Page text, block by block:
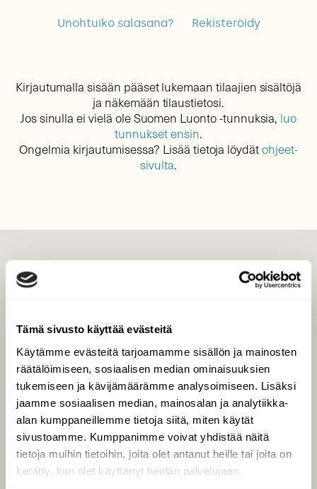
Tämä sivusto käyttää evästeitä
Käytämme evästeitä tarjoamamme sisällön ja mainosten
räätälöimiseen, sosiaalisen median ominaisuuksien
tukemiseen ja kävijämäärämme analysoimiseen. Lisäksi
jaamme sosiaalisen median, mainosalan ja analytiikka-
alan kumppaneillemme tietoja siitä, miten käytät
sivustoamme. Kumppanimme voivat yhdistää näitä
tietoja muihin tietoihin, joita olet antanut heille tai joita on
kerätty, kun olet käyttänyt heidän palvelujaan.
Unohtuiko salasana? Rekisteröidy
Kirjautumalla sisään pääset lukemaan tilaajien sisältöjä
ja näkemään tilaustietosi.
Jos sinulla ei vielä ole Suomen Luonto -tunnuksia, luo
tunnukset ensin.
Ongelmia kirjautumisessa? Lisää tietoja löydätohjeet-
sivulta.
Tilaa digilukuoikeus
Äänestä parasta juttua
Tilaa uutiskirje
SUOMEN LUONNON­
SUOJELU­LIITTO
Suomen Luonto -lehden